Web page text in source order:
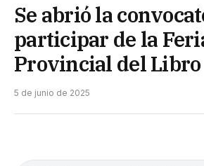
Se abrió la
participar de la
Provincial del Libro
5 de junio de 2025